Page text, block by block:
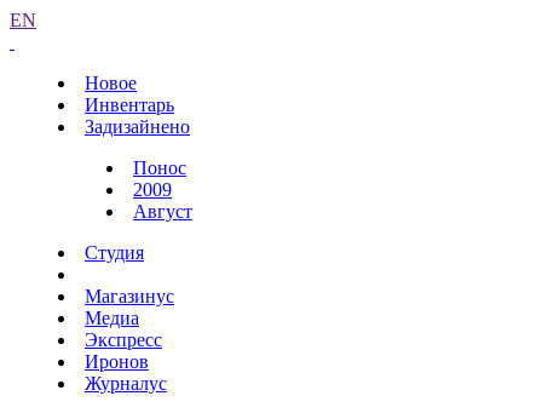
EN
Новое
Инвентарь
Задизайнено
Понос
2009
Август
Студия
Магазинус
Медиа
Экспресс
Иронов
Журналус